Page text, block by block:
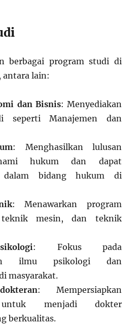
berbagai program studi di
antara lain:
dan Bisnis: Menyediakan
seperti Manajemen dan
: Menghasilkan lulusan
hukum dan dapat
dalam bidang hukum di
: Menawarkan program
mesin, dan teknik
: Fokus pada
ilmu psikologi dan
masyarakat.
: Mempersiapkan
untuk menjadi dokter
berkualitas.